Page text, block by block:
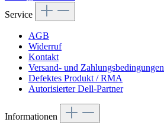
Service
AGB
Widerruf
Kontakt
Versand- und Zahlungsbedingungen
Defektes Produkt / RMA
Autorisierter Dell-Partner
Informationen